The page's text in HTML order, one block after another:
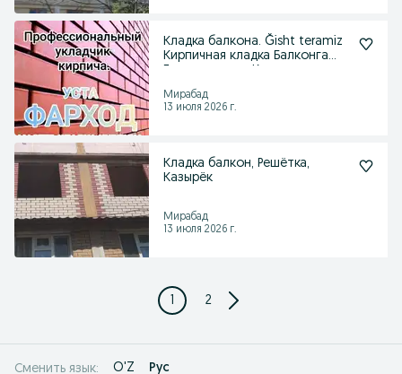
Кладка балкона. Ğisht teramiz
Кирпичная кладка Балконга
Мирабад
13 июля 2026 г.
Кладка балкон, Решётка,
Казырёк
Мирабад
13 июля 2026 г.
1 2
Сменить язык: O'Z Рус